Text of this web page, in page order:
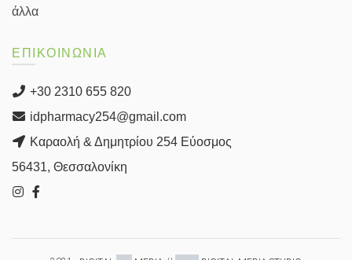
άλλα
ΕΠΙΚΟΙΝΩΝΙΑ
+30 2310 655 820
idpharmacy254@gmail.com
Καραολή & Δημητρίου 254 Εύοσμος
56431, Θεσσαλονίκη